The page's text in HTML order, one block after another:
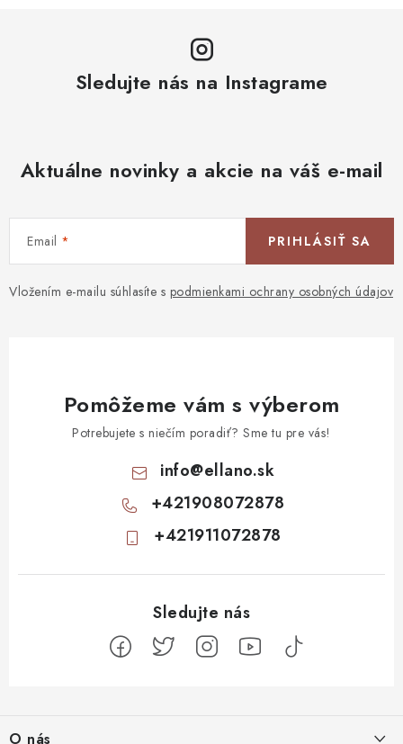
Sledujte nás na Instagrame
Aktuálne novinky a akcie na váš e-mail
Email
Vložením e-mailu súhlasíte s podmienkami ochrany osobných údajov
PRIHLÁSIŤ SA
Pomôžeme vám s výberom
Potrebujete s niečím poradiť? Sme tu pre vás!
info@ellano.sk
+421908072878
+421911072878
O nás